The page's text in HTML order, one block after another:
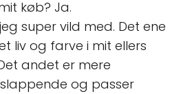
køb? Ja.
super vild med. Det ene
liv og farve i mit ellers
andet er mere
og passer